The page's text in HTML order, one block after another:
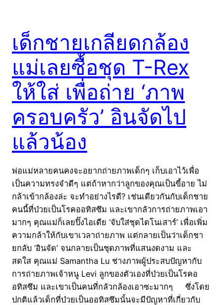
เด็กชายเกลียดกล้อง
แม่เลยซื้อชุด T-Rex
ให้ใส่ เพื่อถ่าย ‘ภาพ
ครอบครัว’ อินจัดไป
แล้วน้อง
พ่อแม่หลายคนคงจะอยากถ่ายภาพเด็กๆ เก็บเอาไว้เพื่อ
เป็นความทรงจำดีๆ แต่ถ้าหากว่าลูกของคุณเป็นขี้อาย ไม่
กล้าเข้ากล้องล่ะ จะทำอย่างไรดี? เช่นเดียวกันกับเด็กชาย
คนนี้ที่ป่วยเป็นโรคออทิสซึม และเขากลัวการถ่ายภาพเอา
มากๆ คุณแม่ก็เลยปิ๊งไอเดีย ‘จับใส่ชุดไดโนเสาร์’ เพื่อเพิ่ม
ความกล้าให้กับเขาเวลาถ่ายภาพ แต่กลายเป็นว่าเด็กชา
ยกลับ ‘อินจัด’ จนกลายเป็นชุดภาพที่แสนงดงาม และ
สดใส คุณแม่ Samantha Lu ช่างภาพผู้ประสบปัญหากับ
การถ่ายภาพเจ้าหนู Levi ลูกของตัวเองที่ป่วยเป็นโรคอ
อทิสซึม และเขาเป็นคนที่กลัวกล้องเอาซะมากๆ ซึ่งโดย
ปกติแล้วเด็กที่ป่วยเป็นออทิสซึมนั้นจะมีปัญหาที่เกี่ยวกับ